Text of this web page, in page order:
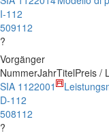
I-112
509112
?
Vorgänger
NummerJahrTitelPreis /
SIA 112
D-112
508112
?
2001